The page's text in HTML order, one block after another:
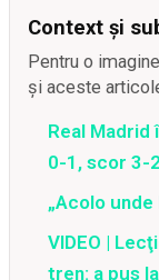
Context și
Pentru o
și aceste
Real
0-1, scor 3-2
„Acolo
VIDEO |
tren: a pus